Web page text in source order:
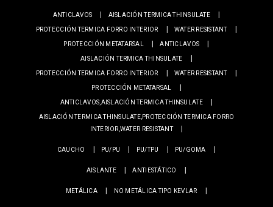
ANTICLAVOS
AISLACIÓN TERMICA THINSULATE
PROTECCIÓN TERMICA FORRO INTERIOR
WATER RESISTANT
PROTECCIÓN METATARSAL
ANTICLAVOS
AISLACIÓN TERMICA THINSULATE
PROTECCIÓN TERMICA FORRO INTERIOR
WATER RESISTANT
PROTECCIÓN METATARSAL
ANTICLAVOS,AISLACIÓN TERMICA THINSULATE
AISLACIÓN TERMICA THINSULATE,PROTECCIÓN TERMICA FORRO
INTERIOR,WATER RESISTANT
CAUCHO PU/PU PU/TPU PU/GOMA
AISLANTE ANTIESTÁTICO
METÁLICA NO METÁLICA TIPO KEVLAR